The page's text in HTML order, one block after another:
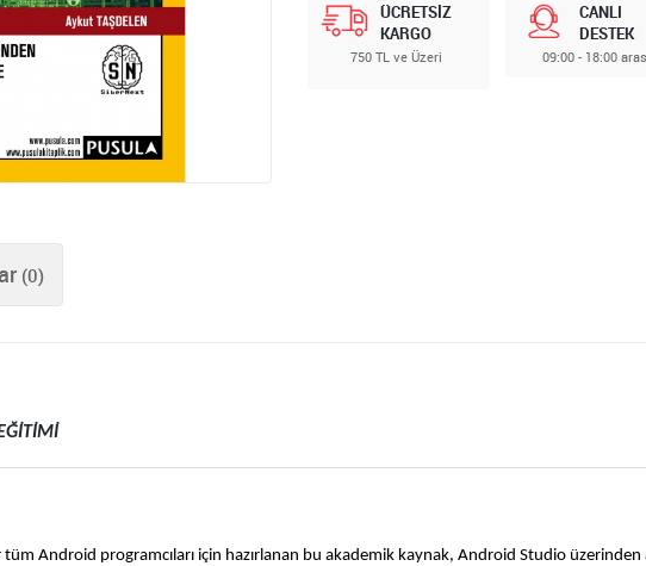
ÜCRETSİZ
KARGO
750 TL ve Üzeri
CANLI
DESTEK
09:00 - 18:00
(0)
tüm Android programcıları için hazırlanan bu akademik kaynak, Android Studio